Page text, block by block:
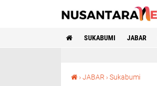
SUKABUMI JABAR
›JABAR ›Sukabumi